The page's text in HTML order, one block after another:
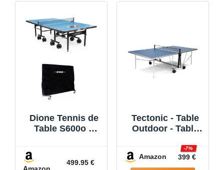
Dione Tennis de
Table S600o +
Outdoor - Table
Amazon
499.95 €
Tectonic - Table
Outdoor - Table
d'extérieur
Pliable - Made in
Amazon 399 €
-7%